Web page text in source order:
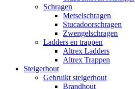
Schragen
Metselschragen
Stucadoorschragen
Zwengelschragen
Ladders en trappen
Altrex Ladders
Altrex Trappen
Steigerhout
Gebruikt steigerhout
Brandhout